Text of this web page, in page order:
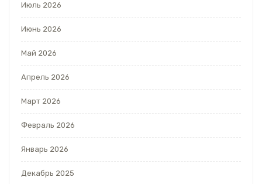
Июль 2026
Июнь 2026
Май 2026
Апрель 2026
Март 2026
Февраль 2026
Январь 2026
Декабрь 2025